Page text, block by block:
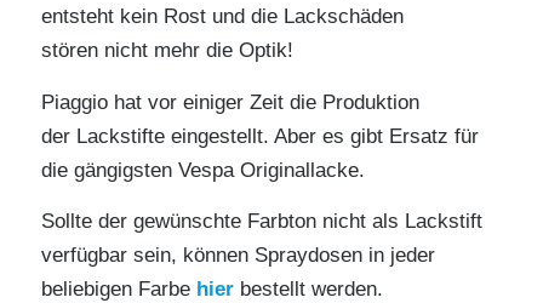
entsteht kein Rost und die Lackschäden
stören nicht mehr die Optik!
Piaggio hat vor einiger Zeit die Produktion
der Lackstifte eingestellt. Aber es gibt Ersatz für
die gängigsten Vespa Originallacke.
Sollte der gewünschte Farbton nicht als Lackstift
verfügbar sein, können Spraydosen in jeder
beliebigen Farbe hierbestellt werden.